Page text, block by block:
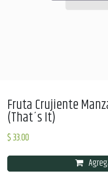
Fruta Crujiente
(That´s It)
$33.00